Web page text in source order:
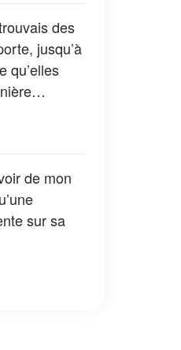
des
jusqu’à
qu’elles
je
de mon
sur sa